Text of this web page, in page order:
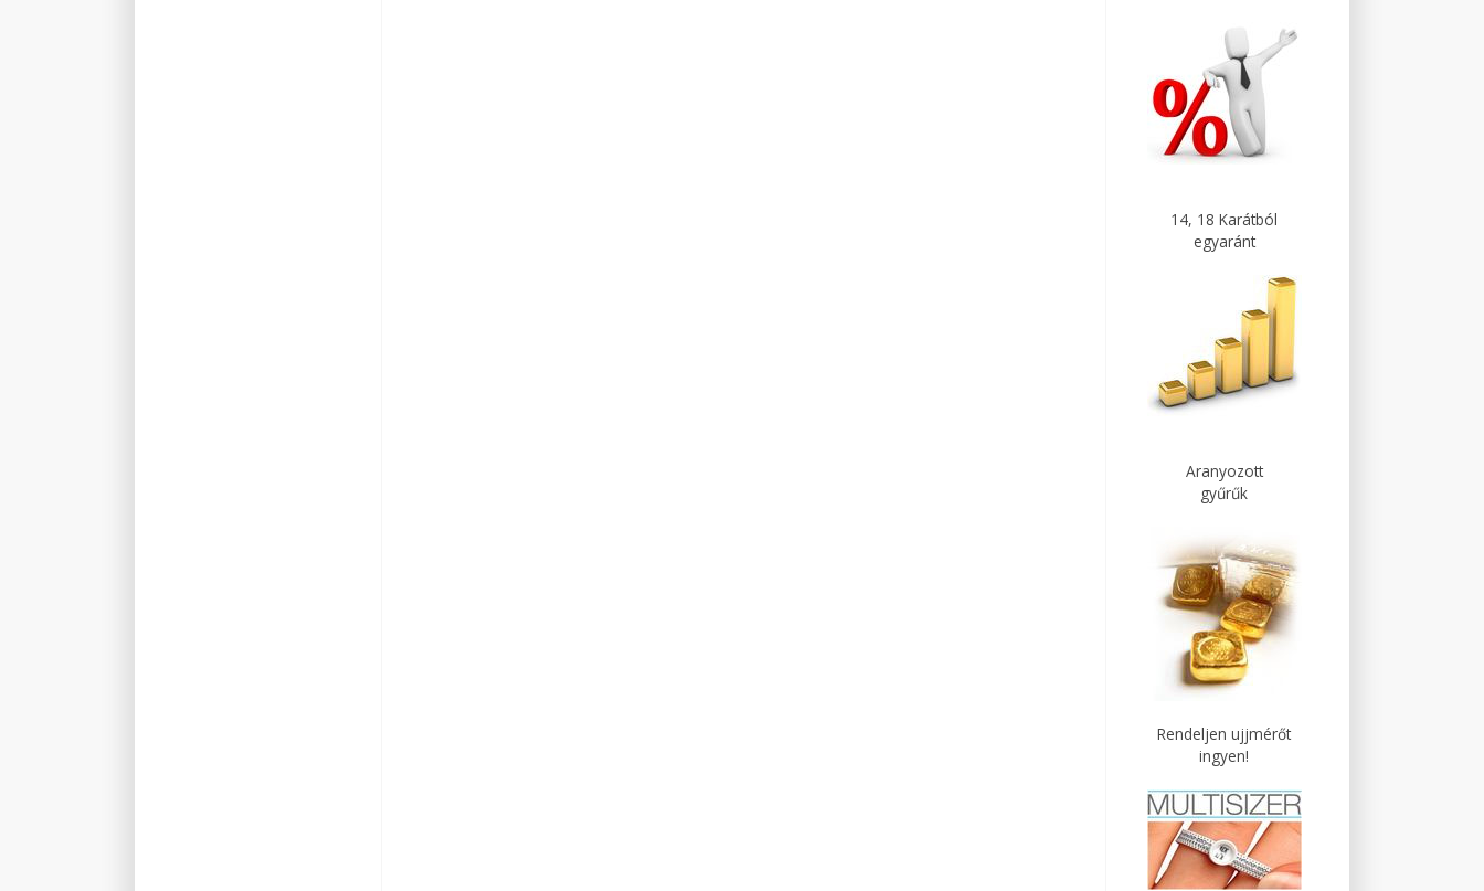
14, 18 Karátból
egyaránt
Aranyozott
gyűrűk
Rendeljen ujjmérőt
ingyen!